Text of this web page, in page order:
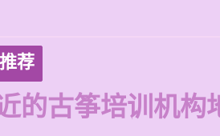
荐
的古筝培训机构